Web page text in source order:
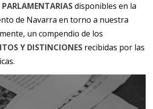
PARLAMENTARIASdisponibles en la
de Navarra en torno a nuestra
un compendio de los
Y DISTINCIONES recibidas por las